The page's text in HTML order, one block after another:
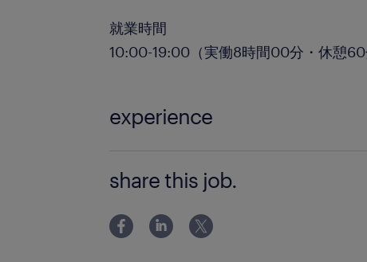
就業時間
10:00-19:00（実働8時間00分・休憩
experience
share this job.